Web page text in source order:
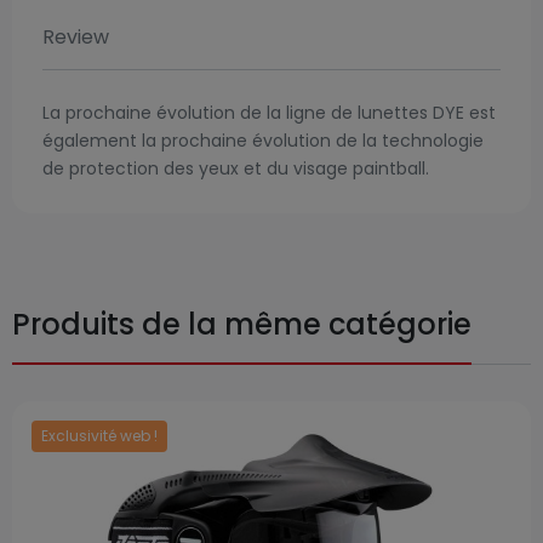
Review
La prochaine évolution de la ligne de lunettes DYE est
également la prochaine évolution de la technologie
de protection des yeux et du visage paintball.
Produits de la même catégorie
Exclusivité web !